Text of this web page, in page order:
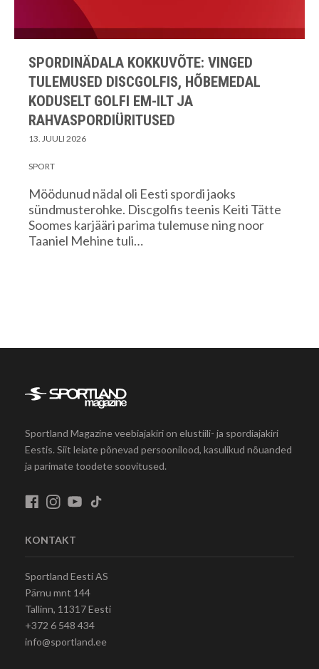
SPORDINÄDALA KOKKUVÕTE: VINGED
TULEMUSED DISCGOLFIS, HÕBEMEDAL
KODUSELT GOLFI EM-ILT JA
RAHVASPORDIÜRITUSED
13. JUULI 2026
SPORT
Möödunud nädal oli Eesti spordi jaoks
sündmusterohke. Discgolfis teenis Keiti Tätte
Soomes karjääri parima tulemuse ning noor
Taaniel Mehine tuli…
Sportland Magazine veebiajakiri on elustiili- ja spordiajakiri
Eestis. Siit leiate põnevad persoonilood, kasulikud nõuanded
ja parimate toodete soovitused.
KONTAKT
Sportland Eesti AS
Pärnu mnt 144
Tallinn, 11317 Eesti
+372 6 548 434
info@sportland.ee